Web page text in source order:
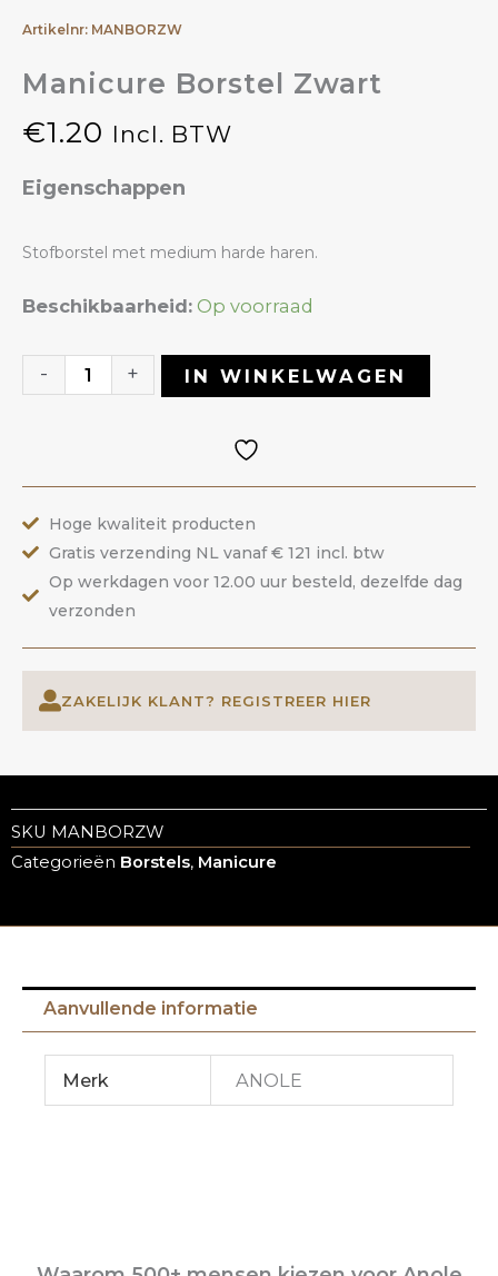
Artikelnr: MANBORZW
Manicure Borstel Zwart
€1.20 Incl. BTW
Eigenschappen
Stofborstel met medium harde haren.
Beschikbaarheid: Op voorraad
-
Manicure
Zwart
+ IN WINKELWAGEN
Hoge kwaliteit producten
Gratis verzending NL vanaf € 121 incl. btw
Op werkdagen voor 12.00 uur besteld, dezelfde dag
verzonden
ZAKELIJK KLANT? REGISTREER HIER
SKU MANBORZW
Categorieën Borstels, Manicure
Aanvullende informatie
Merk ANOLE